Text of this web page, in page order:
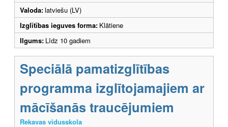
Valoda:latviešu (LV)
Izglītības ieguves forma: Klātiene
Ilgums: Līdz 10 gadiem
Speciālā pamatizglītības
programma izglītojamajiem ar
mācīšanās traucējumiem
Rekavas vidusskola